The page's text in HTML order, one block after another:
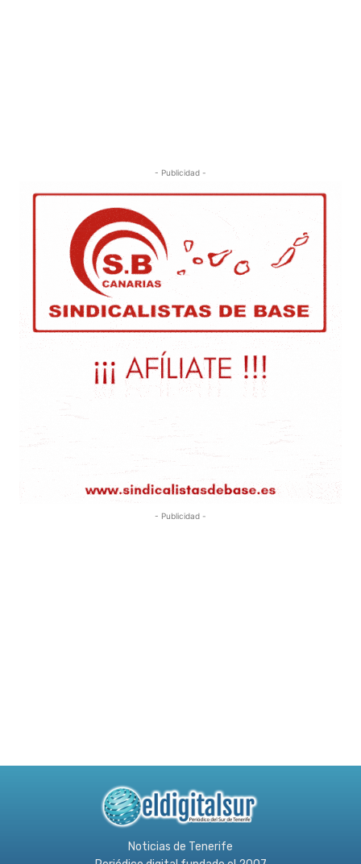
- Publicidad -
- Publicidad -
Noticias de Tenerife